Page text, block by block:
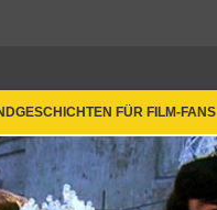
FÜR FILM-FANS